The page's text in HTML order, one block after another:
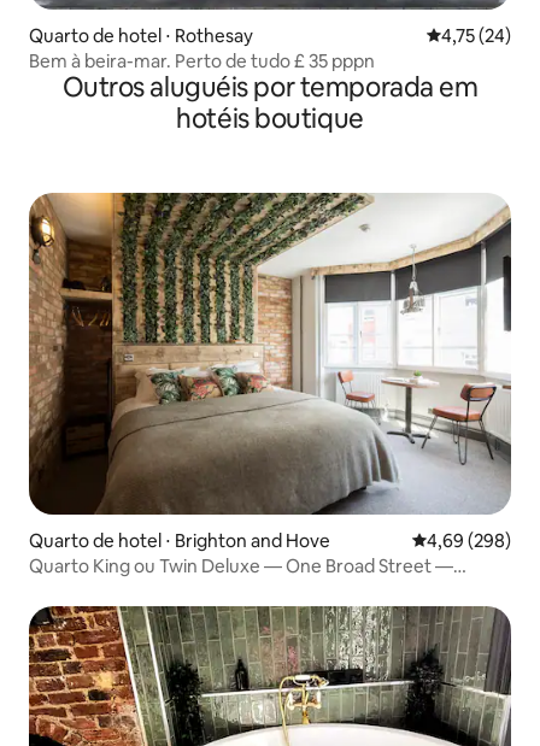
Quarto de hotel ⋅ Rothesay 4,75 de uma
4,75 (24)
Bem à beira-mar. Perto de tudo £ 35 pppn
Outros aluguéis por temporada em
hotéis boutique
Quarto de hotel ⋅ Brighton and Hove 4,69 de uma
4,69 (298)
Quarto King ou Twin Deluxe — One Broad Street —